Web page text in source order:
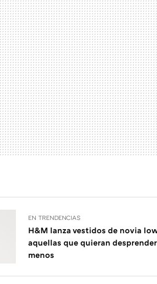
EN TRENDENCIAS
H&M lanza vestidos de novia
aquellas que quieran
menos